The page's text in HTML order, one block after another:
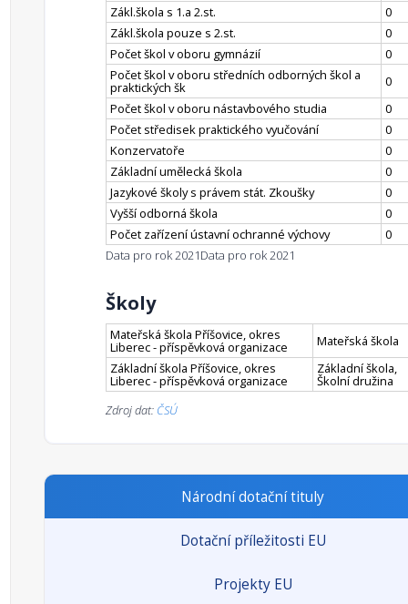
Zákl.škola s 1.a 2.st.
0
Zákl.škola pouze s 2.st.
0
Počet škol v oboru gymnázií
0
Počet škol v oboru středních odborných škol a
praktických šk
0
Počet škol v oboru nástavbového studia
0
Počet středisek praktického vyučování
0
Konzervatoře
0
Základní umělecká škola
0
Jazykové školy s právem stát. Zkoušky
0
Vyšší odborná škola
0
Počet zařízení ústavní ochranné výchovy
0
Data pro rok 2021Data pro rok 2021
Školy
Mateřská škola Příšovice, okres
Liberec - příspěvková organizace
Mateřská škola
Základní škola Příšovice, okres
Liberec - příspěvková organizace
Základní škola,
Školní družina
Zdroj dat: ČSÚ
Národní dotační tituly
Dotační příležitosti EU
Projekty EU